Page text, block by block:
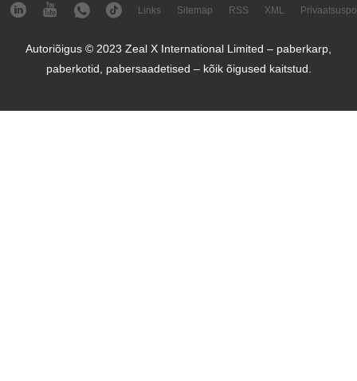
Links Sitemap RSS XML
Autoriõigus © 2023 Zeal X International Limited – paberkarp,
paberkotid, pabersaadetised – kõik õigused kaitstud.